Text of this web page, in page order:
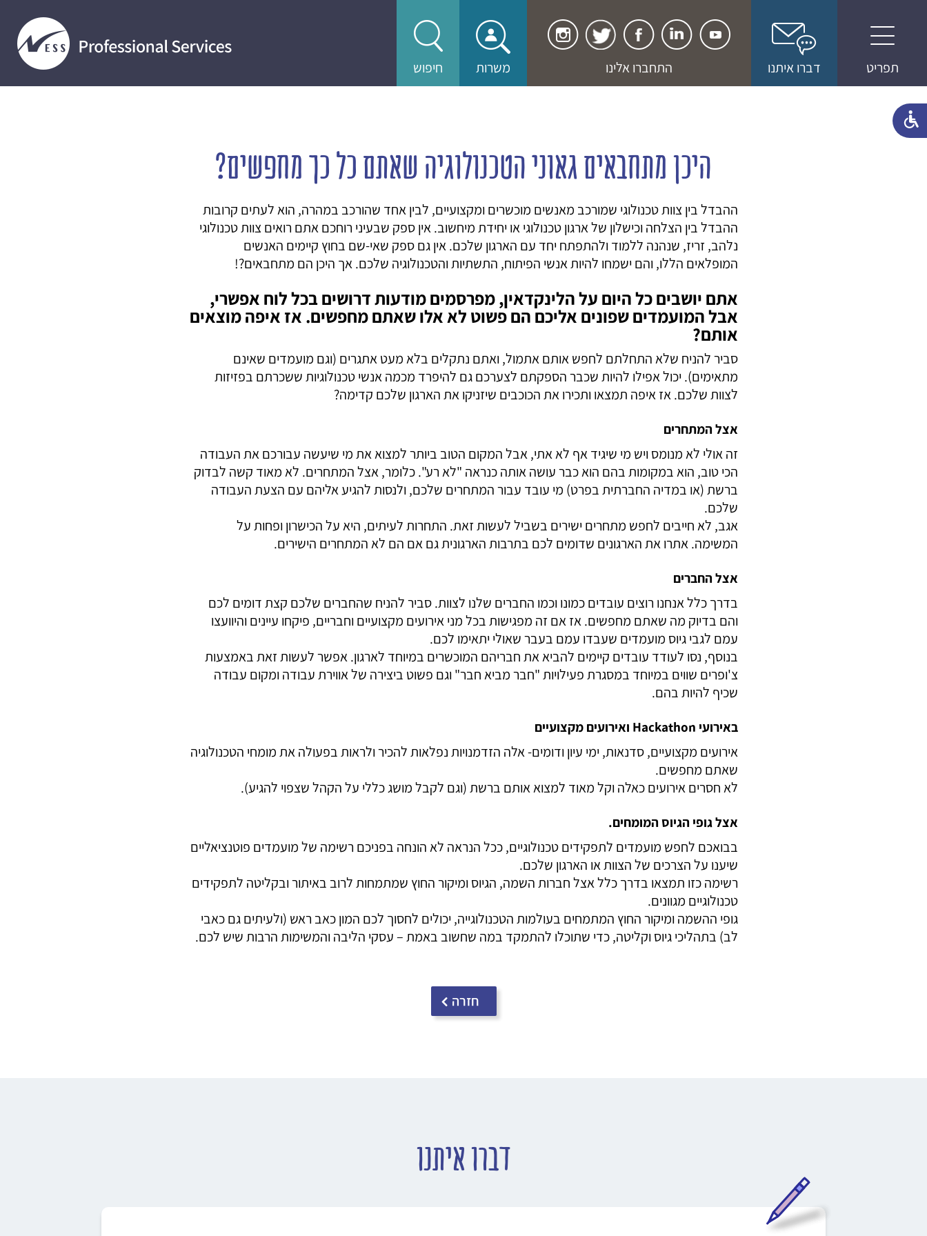
תפריטמומחים ויועצים - זה הסיפור שלנו
דברו איתנו התחברו אלינו משרות חיפוש
היכן מתחבאים גאוני הטכנולוגיה שאתם כל כך מחפשים?
ההבדל בין צוות טכנולוגי שמורכב מאנשים מוכשרים ומקצועיים, לבין אחד שהורכב במהרה, הוא לעתים קרובות
ההבדל בין הצלחה וכישלון של ארגון טכנולוגי או יחידת מיחשוב. אין ספק שבעיני רוחכם אתם רואים צוות טכנולוגי
נלהב, זריז, שנהנה ללמוד ולהתפתח יחד עם הארגון שלכם. אין גם ספק שאי-שם בחוץ קיימים האנשים
המופלאים הללו, והם ישמחו להיות אנשי הפיתוח, התשתיות והטכנולוגיה שלכם. אך היכן הם מתחבאים?!
אתם יושבים כל היום על הלינקדאין, מפרסמים מודעות דרושים בכל לוח אפשרי,
אבל המועמדים שפונים אליכם הם פשוט לא אלו שאתם מחפשים. אז איפה מוצאים
אותם?
סביר להניח שלא התחלתם לחפש אותם אתמול, ואתם נתקלים בלא מעט אתגרים (וגם מועמדים שאינם
מתאימים). יכול אפילו להיות שכבר הספקתם לצערכם גם להיפרד מכמה אנשי טכנולוגיות ששכרתם בפזיזות
לצוות שלכם. אז איפה תמצאו ותכירו את הכוכבים שיזניקו את הארגון שלכם קדימה?
אצל המתחרים
זה אולי לא מנומס ויש מי שיגיד אף לא אתי, אבל המקום הטוב ביותר למצוא את מי שיעשה עבורכם את העבודה
הכי טוב, הוא במקומות בהם הוא כבר עושה אותה כנראה "לא רע". כלומר, אצל המתחרים. לא מאוד קשה לבדוק
ברשת (או במדיה החברתית בפרט) מי עובד עבור המתחרים שלכם, ולנסות להגיע אליהם עם הצעת העבודה
שלכם.
אגב, לא חייבים לחפש מתחרים ישירים בשביל לעשות זאת. התחרות לעיתים, היא על הכישרון ופחות על
המשימה. אתרו את הארגונים שדומים לכם בתרבות הארגונית גם אם הם לא המתחרים הישירים.
אצל החברים
בדרך כלל אנחנו רוצים עובדים כמונו וכמו החברים שלנו לצוות. סביר להניח שהחברים שלכם קצת דומים לכם
והם בדיוק מה שאתם מחפשים. אז אם זה מפגישות בכל מני אירועים מקצועיים וחבריים, פיקחו עיינים והיוועצו
עמם לגבי גיוס מועמדים שעבדו עמם בעבר שאולי יתאימו לכם.
בנוסף, נסו לעודד עובדים קיימים להביא את חבריהם המוכשרים במיוחד לארגון. אפשר לעשות זאת באמצעות
צ'ופרים שווים במיוחד במסגרת פעילויות "חבר מביא חבר" וגם פשוט ביצירה של אווירת עבודה ומקום עבודה
שכיף להיות בהם.
באירועי Hackathon ואירועים מקצועיים
אירועים מקצועיים, סדנאות, ימי עיון ודומים- אלה הזדמנויות נפלאות להכיר ולראות בפעולה את מומחי הטכנולוגיה
שאתם מחפשים.
לא חסרים אירועים כאלה וקל מאוד למצוא אותם ברשת (וגם לקבל מושג כללי על הקהל שצפוי להגיע).
אצל גופי הגיוס המומחים.
בבואכם לחפש מועמדים לתפקידים טכנולוגיים, ככל הנראה לא הונחה בפניכם רשימה של מועמדים פוטנציאליים
שיענו על הצרכים של הצוות או הארגון שלכם.
רשימה כזו תמצאו בדרך כלל אצל חברות השמה, הגיוס ומיקור החוץ שמתמחות לרוב באיתור ובקליטה לתפקידים
טכנולוגיים מגוונים.
גופי ההשמה ומיקור החוץ המתמחים בעולמות הטכנולוגייה, יכולים לחסוך לכם המון כאב ראש (ולעיתים גם כאבי
לב) בתהליכי גיוס וקליטה, כדי שתוכלו להתמקד במה שחשוב באמת – עסקי הליבה והמשימות הרבות שיש לכם.
חזרה
דברו איתנו